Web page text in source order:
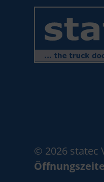
© 2026 statec